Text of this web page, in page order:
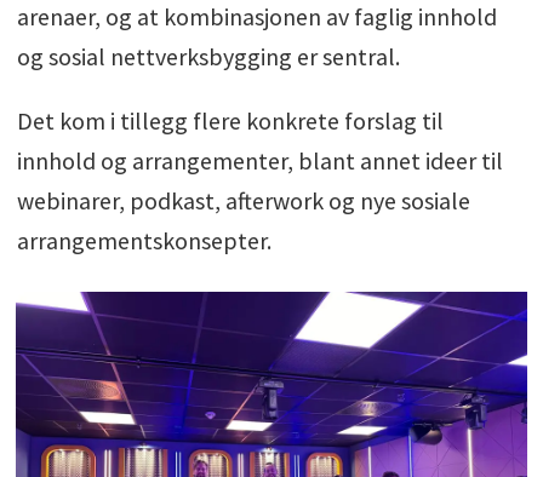
arenaer, og at kombinasjonen av faglig innhold
og sosial nettverksbygging er sentral.
Det kom i tillegg flere konkrete forslag til
innhold og arrangementer, blant annet ideer til
webinarer, podkast, afterwork og nye sosiale
arrangementskonsepter.